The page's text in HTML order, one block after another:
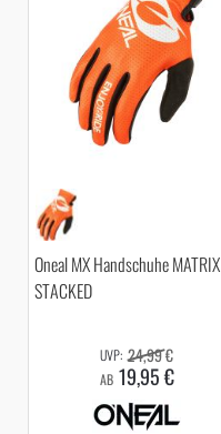
Oneal MX Handschuhe MATRIX
STACKED
AB 19,95 €
24,99 €